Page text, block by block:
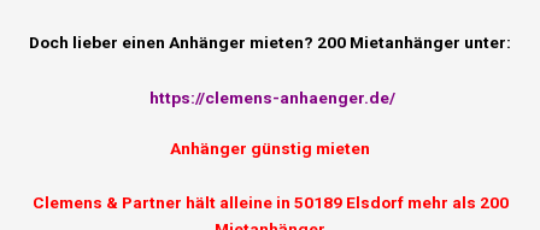
Doch lieber einen Anhänger mieten? 200 Mietanhänger unter:
https://clemens-anhaenger.de/
Anhänger günstig mieten
Clemens & Partner hält alleine in 50189 Elsdorf mehr als 200